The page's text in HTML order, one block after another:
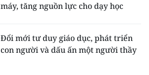
máy, tăng nguồn lực cho dạy học
Đổi mới tư duy giáo dục, phát triển
con người và dấu ấn một người thầy